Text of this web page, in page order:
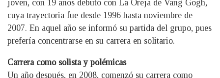
joven, con 19 años debutó con La Oreja de Vang Gogh,
cuya trayectoria fue desde 1996 hasta noviembre de
2007. En aquel año se informó su partida del grupo, pues
prefería concentrarse en su carrera en solitario.
Carrera como solista y polémicas
Un año después, en 2008, comenzó su carrera como